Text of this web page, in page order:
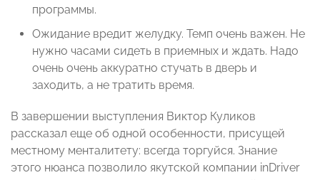
программы.
Ожидание вредит желудку. Темп очень важен. Не
нужно часами сидеть в приемных и ждать. Надо
очень очень аккуратно стучать в дверь и
заходить, а не тратить время.
В завершении выступления Виктор Куликов
рассказал еще об одной особенности, присущей
местному менталитету: всегда торгуйся. Знание
этого нюанса позволило якутской компании inDriver